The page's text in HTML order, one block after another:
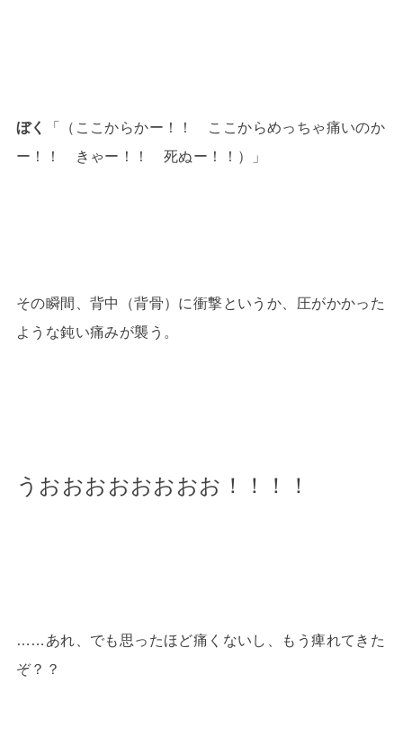
ぼく
「（ここからかー！！ ここからめっちゃ痛いのか
ー！！ きゃー！！ 死ぬー！！）」
その瞬間、背中（背骨）に衝撃というか、圧がかかった
ような鈍い痛みが襲う。
うおおおおおおおお！！！！
……あれ、でも思ったほど痛くないし、もう痺れてきた
ぞ？？